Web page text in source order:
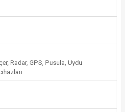
Radar, GPS, Pusula, Uydu